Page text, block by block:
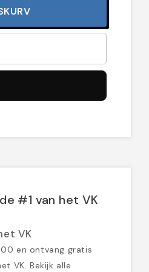
#1 van het VK
VK
en ontvang gratis
VK. Bekijk alle